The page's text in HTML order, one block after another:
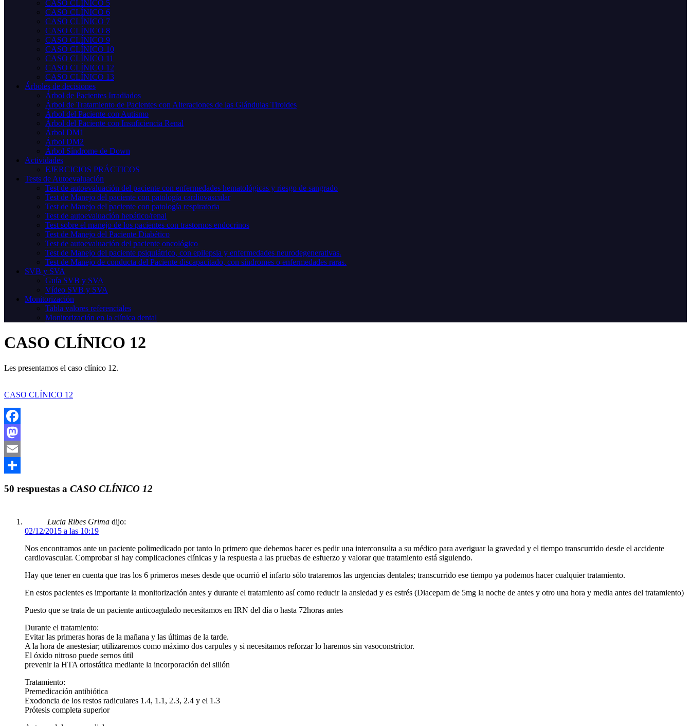
CASO CLÍNICO 5
CASO CLÍNICO 6
CASO CLÍNICO 7
CASO CLÍNICO 8
CASO CLÍNICO 9
CASO CLÍNICO 10
CASO CLÍNICO 11
CASO CLÍNICO 12
CASO CLÍNICO 13
Árboles de decisiones
Árbol de Pacientes Irradiados
Árbol de Tratamiento de Pacientes con Alteraciones de las Glándulas Tiroides
Árbol del Paciente con Autismo
Árbol del Paciente con Insuficiencia Renal
Árbol DM1
Árbol DM2
Árbol Síndrome de Down
Actividades
EJERCICIOS PRÁCTICOS
Tests de Autoevaluación
Test de autoevaluación del paciente con enfermedades hematológicas y riesgo de sangrado
Test de Manejo del paciente con patología cardiovascular
Test de Manejo del paciente con patología respiratoria
Test de autoevaluación hepático/renal
Test sobre el manejo de los pacientes con trastornos endocrinos
Test de Manejo del Paciente Diabético
Test de autoevaluación del paciente oncológico
Test de Manejo del paciente psiquiátrico, con epilepsia y enfermedades neurodegenerativas.
Test de Manejo de conducta del Paciente discapacitado, con síndromes o enfermedades raras.
SVB y SVA
Guía SVB y SVA
Vídeo SVB y SVA
Monitorización
Tabla valores referenciales
Monitorización en la clínica dental
CASO CLÍNICO 12
Les presentamos el caso clínico 12.
CASO CLÍNICO 12
Facebook
Mastodon
Email
50 respuestas a CASO CLÍNICO 12
Lucia Ribes Grima dijo:
02/12/2015 a las 10:19
Nos encontramos ante un paciente polimedicado por tanto lo primero que debemos hacer es pedir una interconsulta a su médico para averiguar la gravedad y el tiempo transcurrido desde el accidente
cardiovascular. Comprobar si hay complicaciones clínicas y la respuesta a las pruebas de esfuerzo y valorar que tratamiento está siguiendo.
Hay que tener en cuenta que tras los 6 primeros meses desde que ocurrió el infarto sólo trataremos las urgencias dentales; transcurrido ese tiempo ya podemos hacer cualquier tratamiento.
En estos pacientes es importante la monitorización antes y durante el tratamiento así como reducir la ansiedad y es estrés (Diacepam de 5mg la noche de antes y otro una hora y media antes del tratamiento)
Puesto que se trata de un paciente anticoagulado necesitamos en IRN del día o hasta 72horas antes
Durante el tratamiento:
Evitar las primeras horas de la mañana y las últimas de la tarde.
A la hora de anestesiar; utilizaremos como máximo dos carpules y si necesitamos reforzar lo haremos sin vasoconstrictor.
El óxido nitroso puede sernos útil
prevenir la HTA ortostática mediante la incorporación del sillón
Tratamiento:
Premedicación antibiótica
Exodoncia de los restos radiculares 1.4, 1.1, 2.3, 2.4 y el 1.3
Prótesis completa superior